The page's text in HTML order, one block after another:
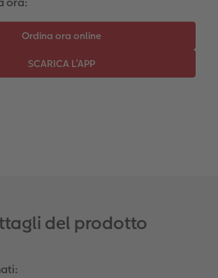
Book «Art Collection»
Accessori
Consigli decorazione murale
per croccantini con foto
Novità
del prodotto